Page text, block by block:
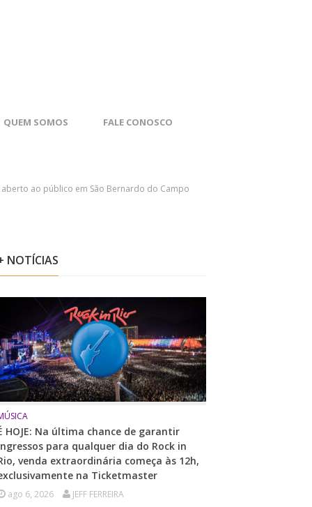
QUEM SOMOS FALE CONOSCO
ao público em São Bernardo do Campo
NOTÍCIAS
HOJE: Na última chance de garantir
para qualquer dia do Rock in
venda extraordinária começa às 12h,
na Ticketmaster
ago 6, 2026 JEFF FERREIRA